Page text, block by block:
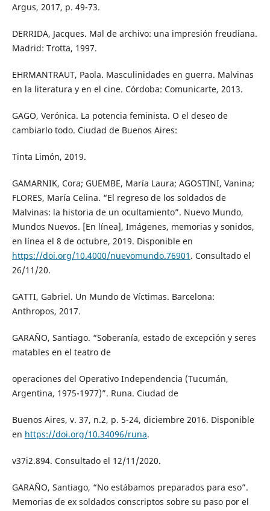
Argus, 2017, p. 49-73.
DERRIDA, Jacques. Mal de archivo: una impresión freudiana.
Madrid: Trotta, 1997.
EHRMANTRAUT, Paola. Masculinidades en guerra. Malvinas
en la literatura y en el cine. Córdoba: Comunicarte, 2013.
GAGO, Verónica. La potencia feminista. O el deseo de
cambiarlo todo. Ciudad de Buenos Aires:
Tinta Limón, 2019.
GAMARNIK, Cora; GUEMBE, María Laura; AGOSTINI, Vanina;
FLORES, María Celina. “El regreso de los soldados de
Malvinas: la historia de un ocultamiento”. Nuevo Mundo,
Mundos Nuevos. [En línea], Imágenes, memorias y sonidos,
en línea el 8 de octubre, 2019. Disponible en
https://doi.org/10.4000/nuevomundo.76901 . Consultado el
26/11/20.
GATTI, Gabriel. Un Mundo de Víctimas. Barcelona:
Anthropos, 2017.
GARAÑO, Santiago. “Soberanía, estado de excepción y seres
matables en el teatro de
operaciones del Operativo Independencia (Tucumán,
Argentina, 1975-1977)”. Runa. Ciudad de
Buenos Aires, v. 37, n.2, p. 5-24, diciembre 2016. Disponible
en https://doi.org/10.34096/runa.
v37i2.894. Consultado el 12/11/2020.
GARAÑO, Santiago, “No estábamos preparados para eso”.
Memorias de ex soldados conscriptos sobre su paso por el